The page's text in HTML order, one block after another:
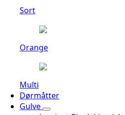
Sort
Orange
Multi
Dørmåtter
Gulve